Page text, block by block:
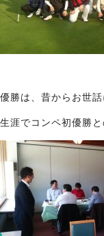
優勝は、昔からお世
生涯でコンペ初優勝と